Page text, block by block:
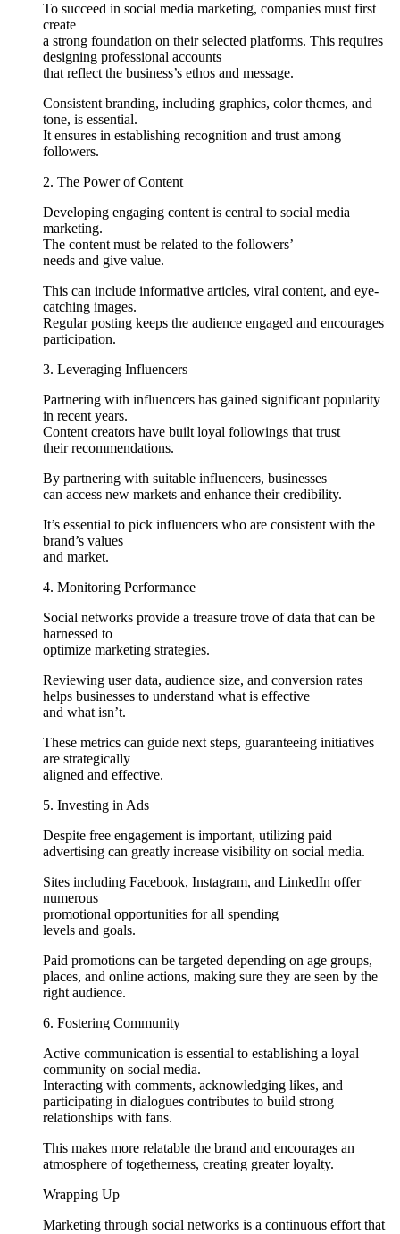
To succeed in social media marketing, companies must first
create
a strong foundation on their selected platforms. This requires
designing professional accounts
that reflect the business’s ethos and message.
Consistent branding, including graphics, color themes, and
tone, is essential.
It ensures in establishing recognition and trust among
followers.
2. The Power of Content
Developing engaging content is central to social media
marketing.
The content must be related to the followers’
needs and give value.
This can include informative articles, viral content, and eye-
catching images.
Regular posting keeps the audience engaged and encourages
participation.
3. Leveraging Influencers
Partnering with influencers has gained significant popularity
in recent years.
Content creators have built loyal followings that trust
their recommendations.
By partnering with suitable influencers, businesses
can access new markets and enhance their credibility.
It’s essential to pick influencers who are consistent with the
brand’s values
and market.
4. Monitoring Performance
Social networks provide a treasure trove of data that can be
harnessed to
optimize marketing strategies.
Reviewing user data, audience size, and conversion rates
helps businesses to understand what is effective
and what isn’t.
These metrics can guide next steps, guaranteeing initiatives
are strategically
aligned and effective.
5. Investing in Ads
Despite free engagement is important, utilizing paid
advertising can greatly increase visibility on social media.
Sites including Facebook, Instagram, and LinkedIn offer
numerous
promotional opportunities for all spending
levels and goals.
Paid promotions can be targeted depending on age groups,
places, and online actions, making sure they are seen by the
right audience.
6. Fostering Community
Active communication is essential to establishing a loyal
community on social media.
Interacting with comments, acknowledging likes, and
participating in dialogues contributes to build strong
relationships with fans.
This makes more relatable the brand and encourages an
atmosphere of togetherness, creating greater loyalty.
Wrapping Up
Marketing through social networks is a continuous effort that